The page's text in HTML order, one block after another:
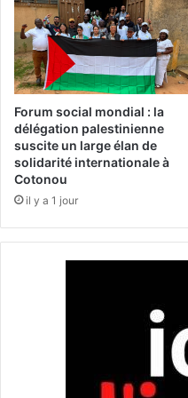
l
a
d
e
d
a
n
s
l
’
n
s
1
7
m
o
r
t
s
a
p
è
Forum social mondial : la
délégation palestinienne
suscite un large élan de
solidarité internationale à
Cotonou
il y a 1 jour